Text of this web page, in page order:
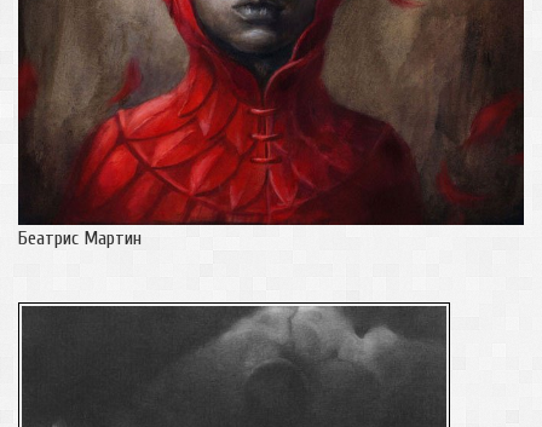
Беатрис Мартин